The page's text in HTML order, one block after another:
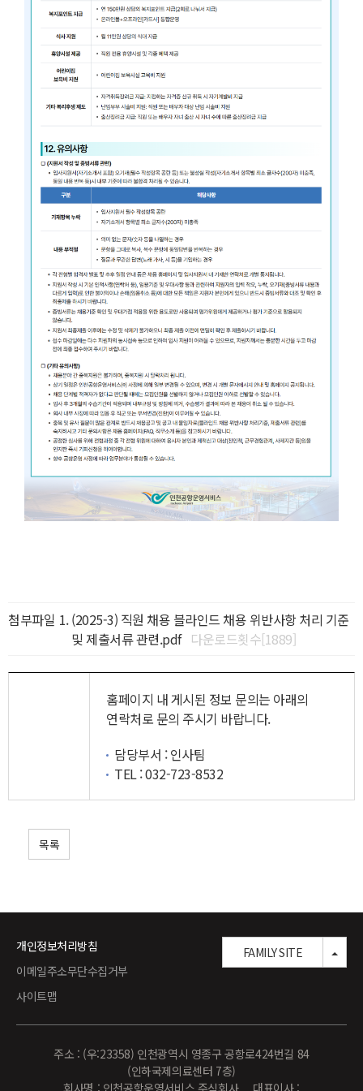
첨부파일
(2025-3) 직원 채용 블라인드 채용 위반사항 처리 기준
및 제출서류 관련.pdf 다운로드횟수[1889]
홈페이지 내 게시된 정보 문의는 아래의
연락처로 문의 주시기 바랍니다.
담당부서 : 인사팀
TEL: 032-723-8532
목록
개인정보처리방침
이메일주소무단수집거부
사이트맵
주소 : (우:23358) 인천광역시 영종구 공항로424번길 84
(인하국제의료센터 7층)
FAMILY SITE